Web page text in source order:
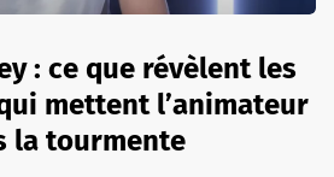
: ce que révèlent les
mettent l’animateur
la tourmente